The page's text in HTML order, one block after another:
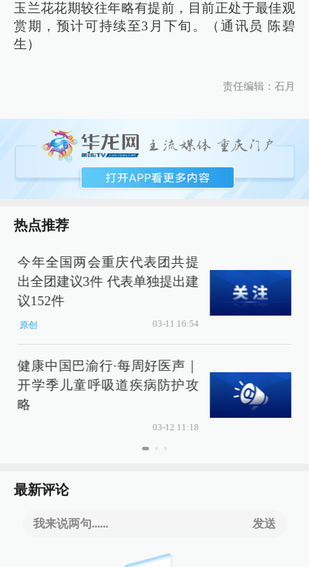
玉兰花花期较往年略有提前，目前正处于最佳观
赏期，预计可持续至3月下旬。（通讯员 陈碧
生）
责任编辑：石月
热点推荐
今年全国两会重庆代表团共提
出全团建议3件 代表单独提出建
议152件
原创 03-11 16:54
健康中国巴渝行·每周好医声｜
开学季儿童呼吸道疾病防护攻
略
03-12 11:18
最新评论
我来说两句...... 发送